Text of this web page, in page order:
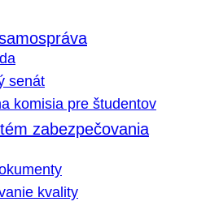
senát
komisia pre študentov
zabezpečovania
kvality